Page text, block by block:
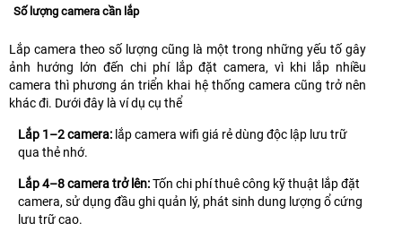
Số lượng camera cần lắp
Lắp camera theo số lượng cũng là một trong những yếu tố gây
ảnh hướng lớn đến chi phí lắp đặt camera, vì khi lắp nhiều
camera thì phương án triển khai hệ thống camera cũng trở nên
khác đi. Dưới đây là ví dụ cụ thể
Lắp 1–2 camera: lắp camera wifi giá rẻ dùng độc lập lưu trữ
qua thẻ nhớ.
Lắp 4–8 camera trở lên:Tốn chi phí thuê công kỹ thuật lắp đặt
camera, sử dụng đầu ghi quản lý, phát sinh dung lượng ổ cứng
lưu trữ cao.